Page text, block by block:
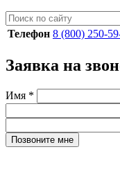
Телефон 8 (800) 250-
Заявка на
Имя *
Позвоните мне